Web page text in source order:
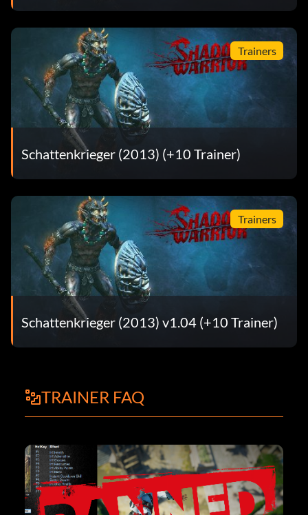
Trainers
Schattenkrieger (2013) (+10 Trainer)
Trainers
Schattenkrieger (2013) v1.04 (+10 Trainer)
TRAINER FAQ